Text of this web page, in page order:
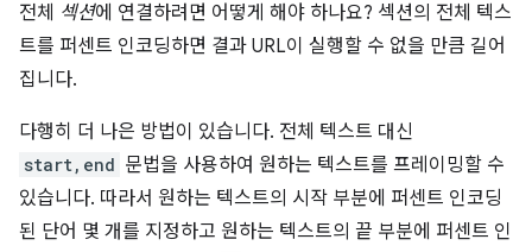
전체 섹션에 연결하려면 어떻게 해야 하나요? 섹션의 전체 텍스
트를 퍼센트 인코딩하면 결과 URL이 실행할 수 없을 만큼 길어
집니다.
다행히 더 나은 방법이 있습니다. 전체 텍스트 대신
start,end 문법을 사용하여 원하는 텍스트를 프레이밍할 수
있습니다. 따라서 원하는 텍스트의 시작 부분에 퍼센트 인코딩
된 단어 몇 개를 지정하고 원하는 텍스트의 끝 부분에 퍼센트 인